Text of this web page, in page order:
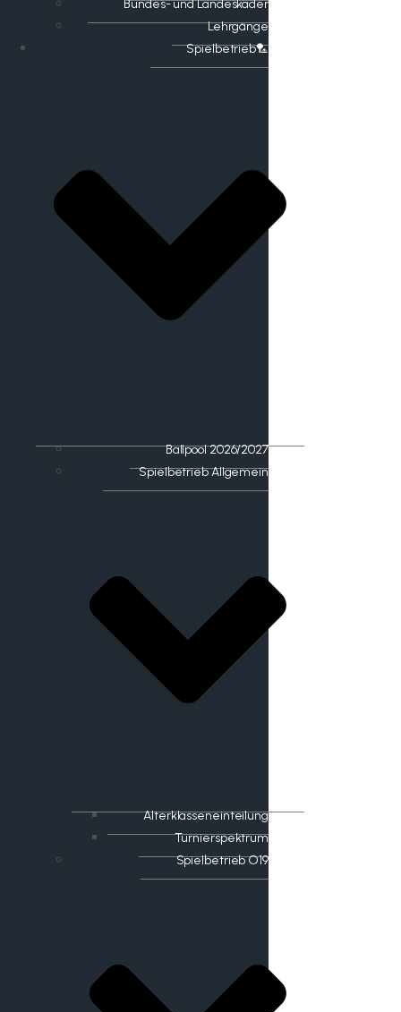
Bundes- und Landeskader
Lehrgänge
Spielbetrieb🏸
Ballpool 2026/2027
Spielbetrieb Allgemein
Alterklasseneinteilung
Turnierspektrum
Spielbetrieb O19